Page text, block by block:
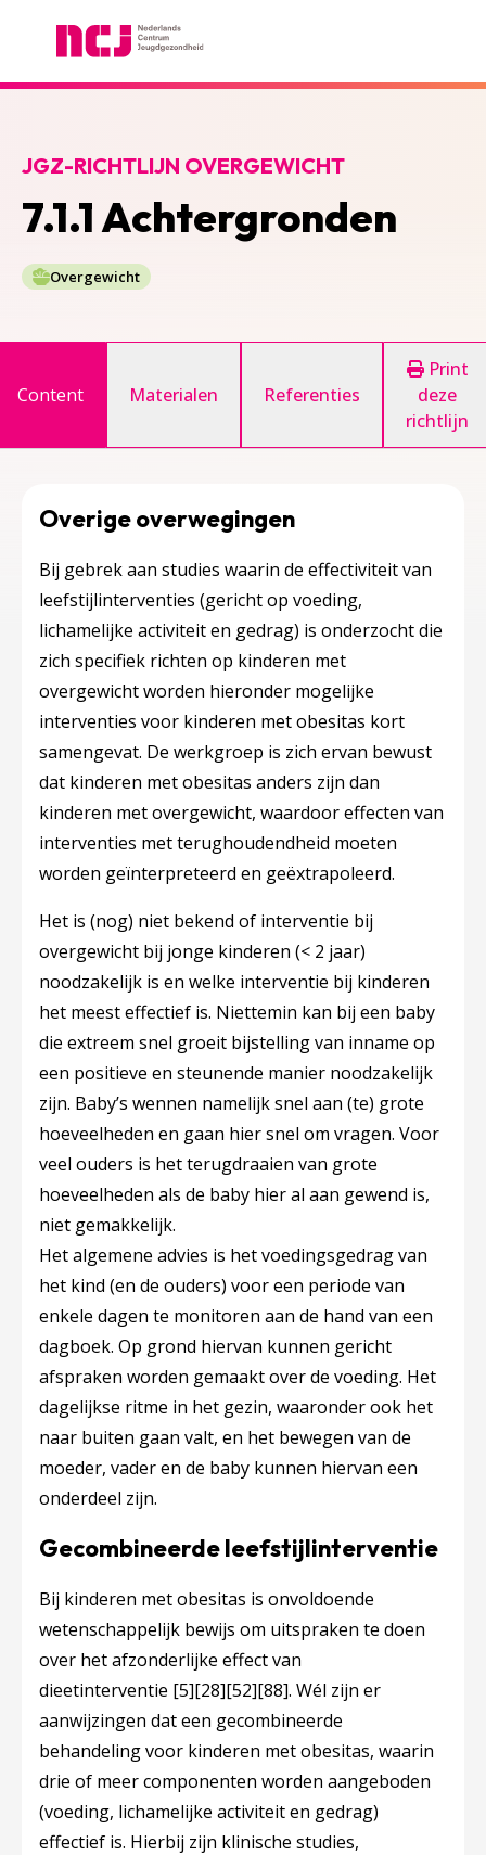
7.1.1 Achtergronden
JGZ-RICHTLIJN OVERGEWICHT
Overgewicht
Content Materialen Referenties
Print
deze
richtlijn
Overige overwegingen
Bij gebrek aan studies waarin de effectiviteit van
leefstijlinterventies (gericht op voeding,
lichamelijke activiteit en gedrag) is onderzocht die
zich specifiek richten op kinderen met
overgewicht worden hieronder mogelijke
interventies voor kinderen met obesitas kort
samengevat. De werkgroep is zich ervan bewust
dat kinderen met obesitas anders zijn dan
kinderen met overgewicht, waardoor effecten van
interventies met terughoudendheid moeten
worden geïnterpreteerd en geëxtrapoleerd.
Het is (nog) niet bekend of interventie bij
overgewicht bij jonge kinderen (< 2 jaar)
noodzakelijk is en welke interventie bij kinderen
het meest effectief is. Niettemin kan bij een baby
die extreem snel groeit bijstelling van inname op
een positieve en steunende manier noodzakelijk
zijn. Baby’s wennen namelijk snel aan (te) grote
hoeveelheden en gaan hier snel om vragen. Voor
veel ouders is het terugdraaien van grote
hoeveelheden als de baby hier al aan gewend is,
niet gemakkelijk.
Het algemene advies is het voedingsgedrag van
het kind (en de ouders) voor een periode van
enkele dagen te monitoren aan de hand van een
dagboek. Op grond hiervan kunnen gericht
afspraken worden gemaakt over de voeding. Het
dagelijkse ritme in het gezin, waaronder ook het
naar buiten gaan valt, en het bewegen van de
moeder, vader en de baby kunnen hiervan een
onderdeel zijn.
Gecombineerde leefstijlinterventie
Bij kinderen met obesitas is onvoldoende
wetenschappelijk bewijs om uitspraken te doen
over het afzonderlijke effect van
dieetinterventie [5][28][52][88]. Wél zijn er
aanwijzingen dat een gecombineerde
behandeling voor kinderen met obesitas, waarin
drie of meer componenten worden aangeboden
(voeding, lichamelijke activiteit en gedrag)
effectief is. Hierbij zijn klinische studies,